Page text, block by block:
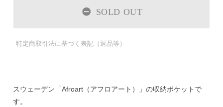
SOLD OUT
特定商取引法に基づく表記（返品等）
スウェーデン「Afroart（アフロアート）」の収納ポケットで
す。